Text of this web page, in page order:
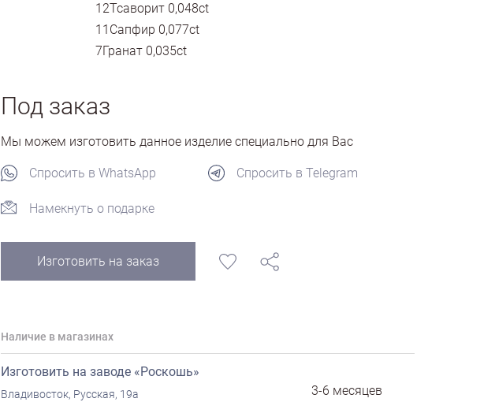
12Тсаворит 0,048ct
11Сапфир 0,077ct
7Гранат 0,035ct
Под заказ
Мы можем изготовить данное изделие специально для Вас
Спросить в WhatsApp Спросить в Telegram
Намекнуть о подарке
Изготовить на заказ
Наличие в магазинах
Изготовить на заводе «Роскошь»
Владивосток, Русская, 19а
3-6 месяцев